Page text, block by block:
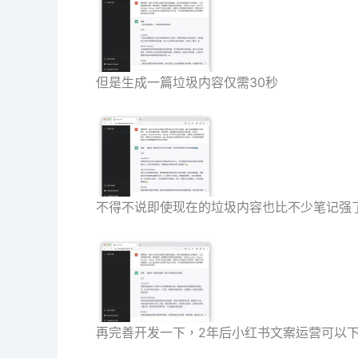
但是生成一篇垃圾内容仅需30秒
不得不说即使现在的垃圾内容也比不少笔记强
再完善开发一下，2年后小红书文案运营可以